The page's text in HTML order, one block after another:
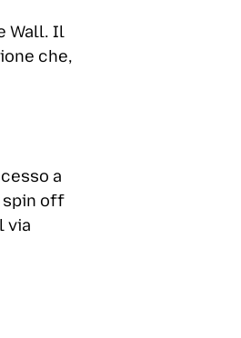
Wall. Il
che,
a
spin off
via